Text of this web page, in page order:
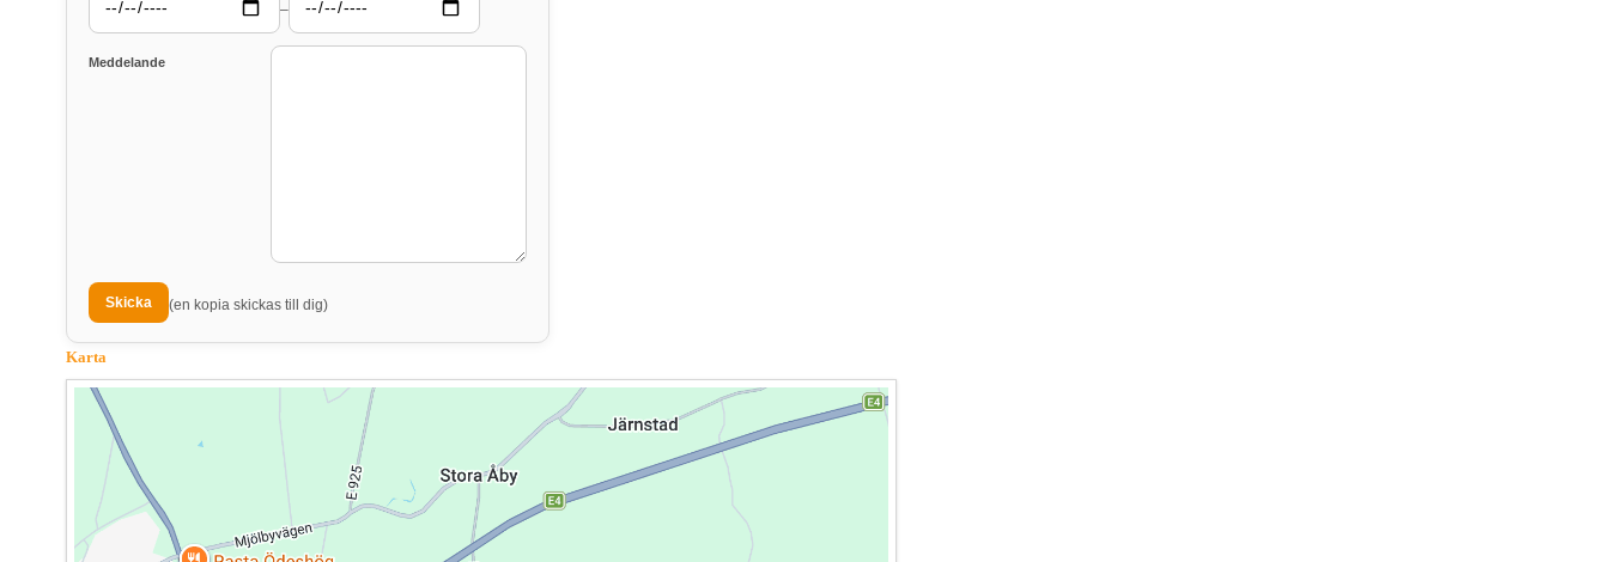
–
Meddelande
(en kopia skickas till dig)
Karta